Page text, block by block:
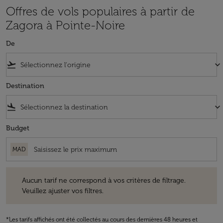
Offres de vols populaires à partir de
Zagora à Pointe-Noire
De
flight_takeoff keyboard_arrow_down
Destination
flight_land keyboard_arrow_down
Budget
MAD
Aucun tarif ne correspond à vos critères de filtrage.
Veuillez ajuster vos filtres.
*Les tarifs affichés ont été collectés au cours des dernières 48 heures et